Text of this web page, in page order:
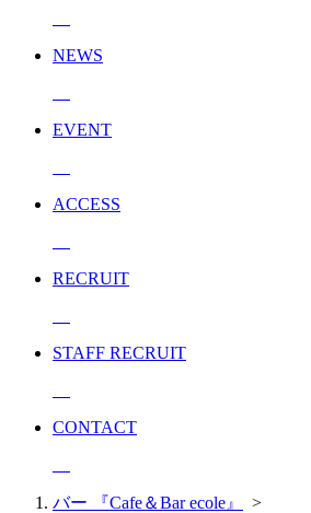
NEWS
EVENT
ACCESS
RECRUIT
STAFF RECRUIT
CONTACT
バー 『Cafe＆Bar ecole』
>